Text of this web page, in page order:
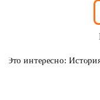
Это интересно: